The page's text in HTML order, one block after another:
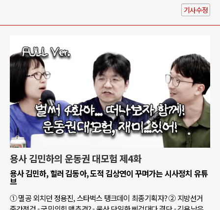
기사수정
용사 김민하의 운동권 대모험 제4화
용사 김민하, 힐러 김동아, 도적 김상연이 꾸며가는 시사정치 유튜
브
① 멸공 외치던 정용진, 스타벅스 탱크데이 최종기획자? ② 지방선거